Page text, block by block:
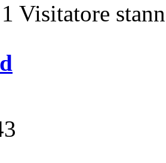
Visitatore